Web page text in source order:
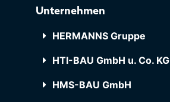
Unternehmen
HERMANNS Gruppe
HTI-BAU GmbH u. Co. KG
HMS-BAU GmbH